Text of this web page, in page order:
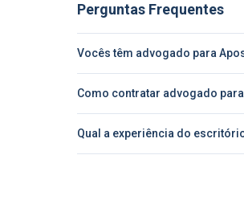
Perguntas Frequentes
Vocês têm advogado para
Como contratar advogado
Qual a experiência do